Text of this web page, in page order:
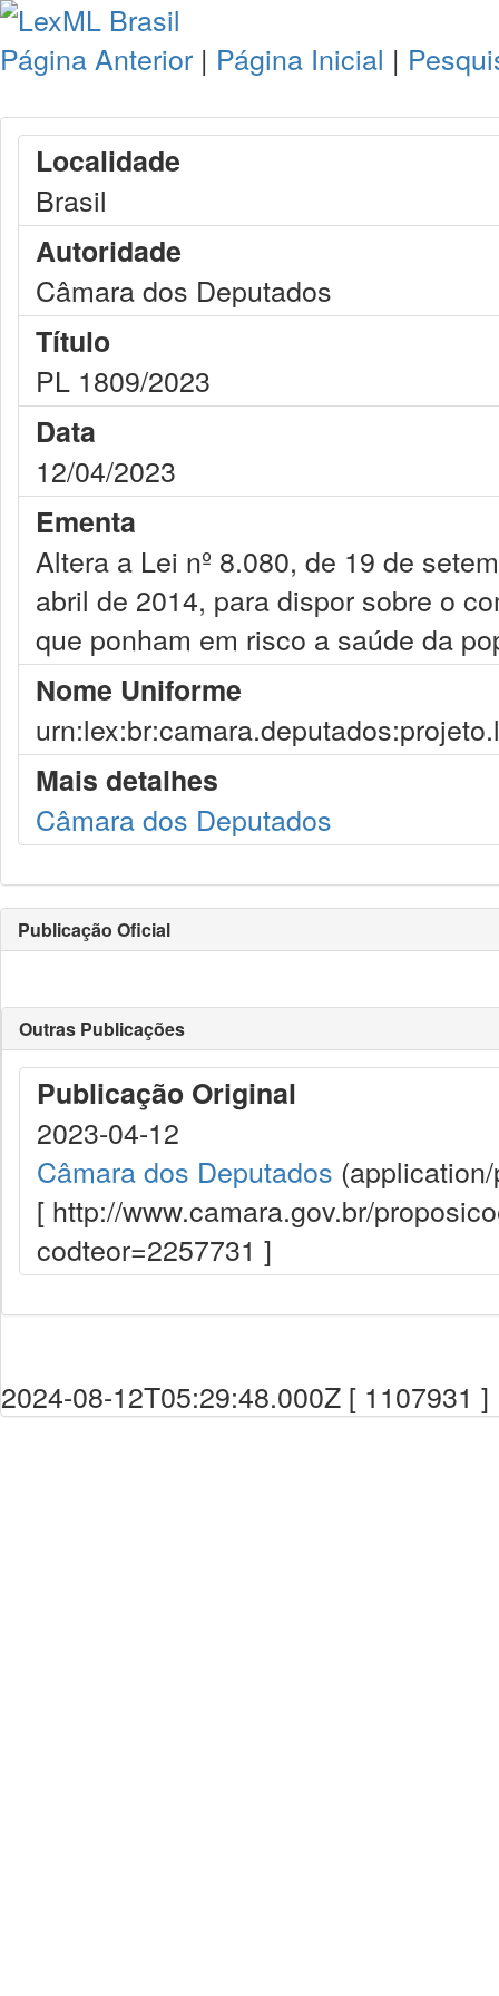
Página Anterior | Página Inicial |
Localidade
Brasil
Autoridade
Câmara dos Deputados
Título
PL 1809/2023
Data
12/04/2023
Ementa
Altera a Lei nº 8.080, de 19 de
abril de 2014, para dispor sobre o
que ponham em risco a saúde da
Nome Uniforme
Mais detalhes
Câmara dos Deputados
Publicação Oficial
Outras Publicações
Publicação Original
2023-04-12
Câmara dos Deputados
[ http://www.camara.gov.br/
codteor=2257731 ]
2024-08-12T05:29:48.000Z [ 1107931 ]